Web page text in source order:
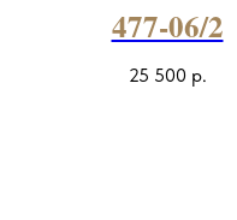
477-06/2
25 500 р.